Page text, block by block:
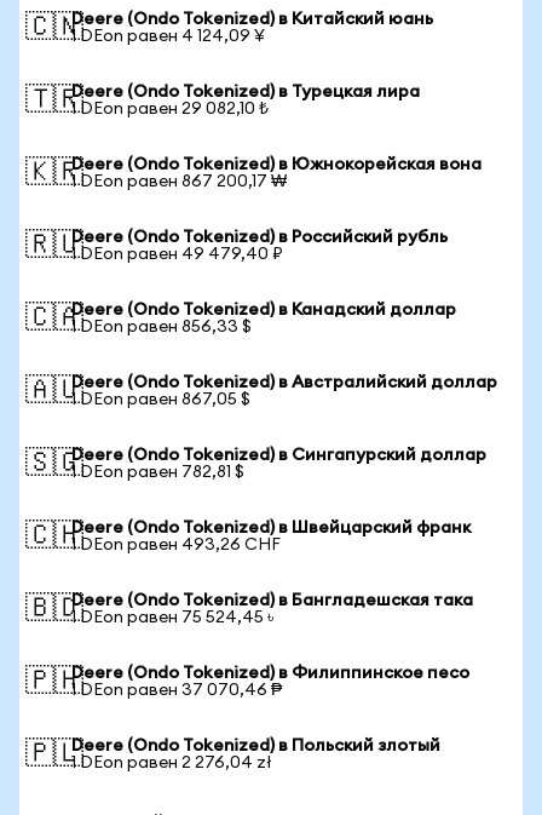
🇨🇳Deere (Ondo Tokenized) в Китайский юань
1 DEon равен 4 124,09 ¥
🇹🇷Deere (Ondo Tokenized) в Турецкая лира
1 DEon равен 29 082,10 ₺
🇰🇷Deere (Ondo Tokenized) в Южнокорейская вона
1 DEon равен 867 200,17 ₩
🇷🇺Deere (Ondo Tokenized) в Российский рубль
1 DEon равен 49 479,40 ₽
🇨🇦Deere (Ondo Tokenized) в Канадский доллар
1 DEon равен 856,33 $
🇦🇺Deere (Ondo Tokenized) в Австралийский доллар
1 DEon равен 867,05 $
🇸🇬Deere (Ondo Tokenized) в Сингапурский доллар
1 DEon равен 782,81 $
🇨🇭Deere (Ondo Tokenized) в Швейцарский франк
1 DEon равен 493,26 CHF
🇧🇩Deere (Ondo Tokenized) в Бангладешская така
1 DEon равен 75 524,45 ৳
🇵🇭Deere (Ondo Tokenized) в Филиппинское песо
1 DEon равен 37 070,46 ₱
🇵🇱Deere (Ondo Tokenized) в Польский злотый
1 DEon равен 2 276,04 zł